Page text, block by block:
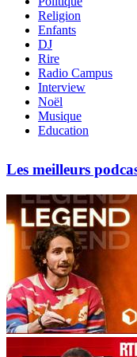
Religion
Enfants
DJ
Rire
Radio Campus
Interview
Noël
Musique
Education
Les meilleurs